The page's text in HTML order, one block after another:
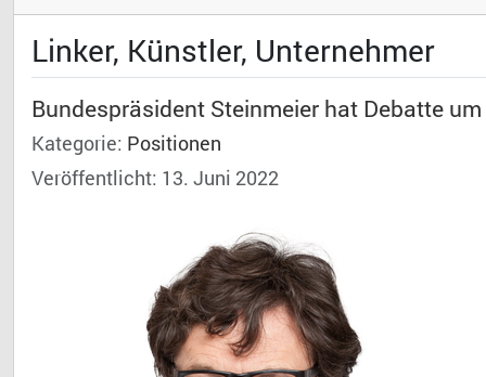
Linker, Künstler, Unternehmer
Bundespräsident Steinmeier hat Debatte
Kategorie: Positionen
Veröffentlicht: 13. Juni 2022